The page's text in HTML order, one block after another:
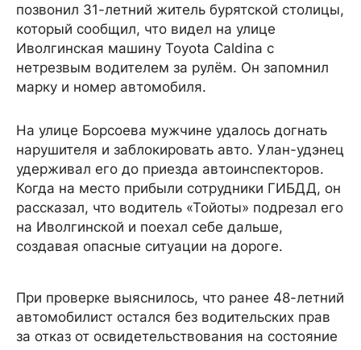
позвонил 31-летний житель бурятской столицы,
который сообщил, что видел на улице
Иволгинская машину Toyota Caldina с
нетрезвым водителем за рулём. Он запомнил
марку и номер автомобиля.
На улице Борсоева мужчине удалось догнать
нарушителя и заблокировать авто. Улан-удэнец
удерживал его до приезда автоинспекторов.
Когда на место прибыли сотрудники ГИБДД, он
рассказал, что водитель «Тойоты» подрезал его
на Иволгинской и поехал себе дальше,
создавая опасные ситуации на дороге.
При проверке выяснилось, что ранее 48-летний
автомобилист остался без водительских прав
за отказ от освидетельствования на состояние